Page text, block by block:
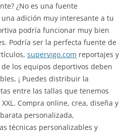
¿No es una fuente
adición muy interesante a tu
podría funcionar muy bien
Podría ser la perfecta fuente de
supervigo.com reportajes y
los equipos deportivos deben
¡ Puedes distribuir la
entre las tallas que tenemos
Compra online, crea, diseña y
personalizada,
técnicas personalizables y